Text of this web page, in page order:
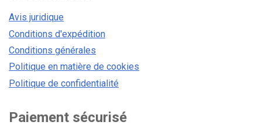
Avis juridique
Conditions d'expédition
Conditions générales
Politique en matière de cookies
Politique de confidentialité
Paiement sécurisé